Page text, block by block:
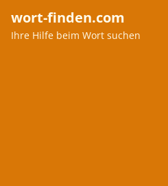
wort-finden.com
Ihre Hilfe beim Wort suchen